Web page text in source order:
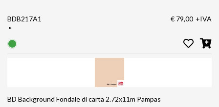
BDB217A1
°
€ 79,00 +IVA
BD Background Fondale di carta 2.72x11m Pampas